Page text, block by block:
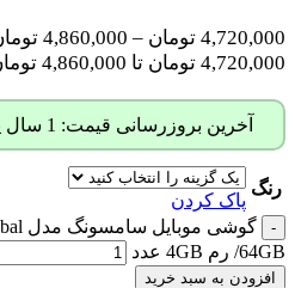
4,720,000 تومان –
4,860,000
4,720,000 تومان تا 4,860,000 تومان
آخرین بروزرسانی قیمت: 1 سال پیش
رنگ
پاک کردن
64GB/ رم 4GB عدد
افزودن به سبد خرید